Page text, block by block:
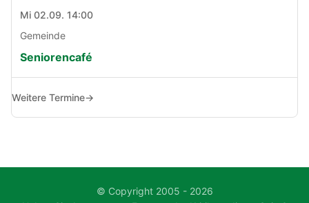
Mi 02.09. 14:00
Gemeinde
Seniorencafé
Weitere Termine→
© Copyright 2005 - 2026